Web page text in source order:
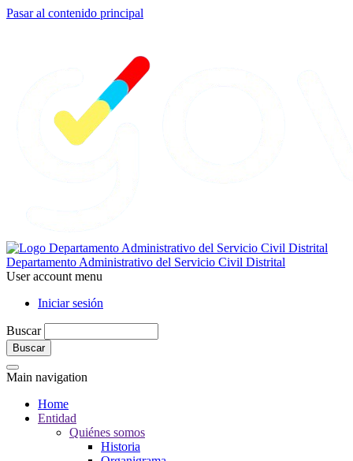
Pasar al contenido principal
Departamento Administrativo del Servicio Civil Distrital
User account menu
Iniciar sesión
Buscar
Main navigation
Home
Entidad
Quiénes somos
Historia